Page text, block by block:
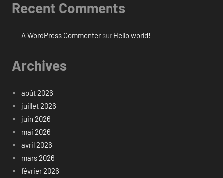
Recent Comments
A WordPress Commentersur Hello world!
Archives
août 2026
juillet 2026
juin 2026
mai 2026
avril 2026
mars 2026
février 2026